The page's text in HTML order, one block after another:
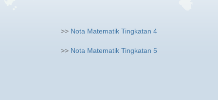
>> Nota Matematik Tingkatan 4
>> Nota Matematik Tingkatan 5